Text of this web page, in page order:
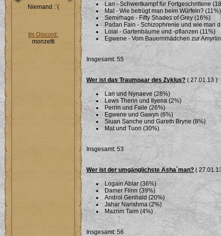
Niemand :`(
Im Discord:
monzetti
Lan - Schwertkampf für Fortgeschrittene
Mat - Wie betrügt man beim Würfeln? (11%)
Semirhage - Fifty Shades of Grey (16%)
Padan Fain - Schizophrenie und wie man
Loial - Gartenbäume und -pflanzen (11%)
Egwene - Vom Bauernmädchen zur
Insgesamt: 55
Wer ist das Traumpaar des Zyklus? ( 27.01.13 )
Lan und Nynaeve (28%)
Lews Therin und Ilyena (2%)
Perrin und Faile (26%)
Egwene und Gawyn (6%)
Siuan Sanche und Gareth Bryne (8%)
Mat und Tuon (30%)
Insgesamt: 53
Wer ist der umgänglichste Asha´man? (
Logain Ablar (36%)
Damer Flinn (39%)
Androl Genhald (20%)
Jahar Narishma (2%)
Mazrim Taim (4%)
Insgesamt: 56